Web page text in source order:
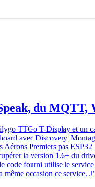
du MQTT,
TTGo T-Display et un
avec Discovery.
Premiers pas
la version 1.6+ du
fourni utilise le
occasion ce service.